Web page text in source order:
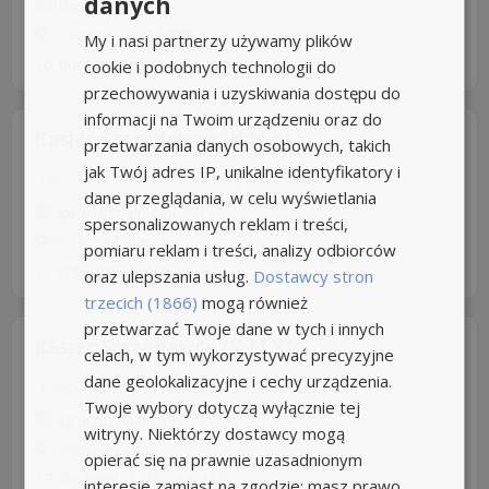
Biedronka
Skarbimierz+23km
16 dni temu z pracawbiedronce.pl
Kasjer Sprzedawca (K,M,X)
Umowa o pracę Rodzaj pracy: Stała
ipracujzdalnie.pl 5,0
Brzeg
+19km
17 dni temu zinfopraca.pl
Kasjer Sprzedawca (K,M,X)
Umowa o pracę Rodzaj pracy: Stała
ipracujzdalnie.pl 5,0
+21km
17 dni temu zinfopraca.pl
My i nasi partnerzy używamy plików
cookie i podobnych technologii do
przechowywania i uzyskiwania dostępu do
informacji na Twoim urządzeniu oraz do
przetwarzania danych osobowych, takich
jak Twój adres IP, unikalne identyfikatory i
dane przeglądania, w celu wyświetlania
spersonalizowanych reklam i treści,
pomiaru reklam i treści, analizy odbiorców
oraz ulepszania usług. Dostawcy stron
trzecich (1866) mogą również
przetwarzać Twoje dane w tych i innych
celach, w tym wykorzystywać precyzyjne
dane geolokalizacyjne i cechy urządzenia.
Twoje wybory dotyczą wyłącznie tej
witryny. Niektórzy dostawcy mogą
opierać się na prawnie uzasadnionym
interesie zamiast na zgodzie; masz prawo